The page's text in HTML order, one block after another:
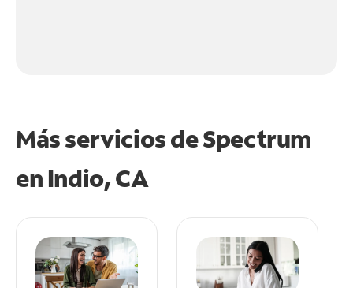
Más servicios de Spectrum
en Indio, CA